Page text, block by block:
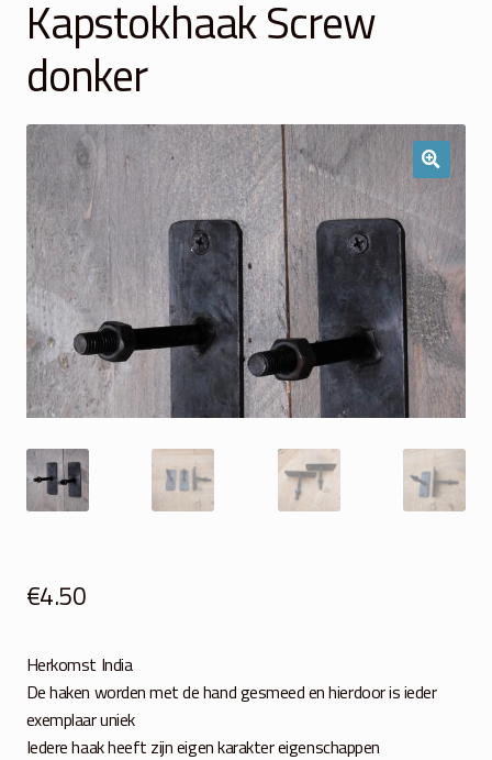
Winkelmand
Over Ons
Veelgestelde vragen
Contact
Kapstokhaak Screw
donker
€4.50
Herkomst India
De haken worden met de hand gesmeed en hierdoor is ieder
exemplaar uniek
Iedere haak heeft zijn eigen karakter eigenschappen